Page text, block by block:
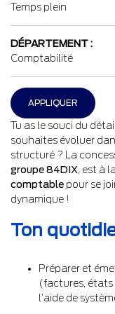
Temps plein
DÉPARTEMENT :
Comptabilité
APPLIQUER
Tu as le souci du
souhaites évoluer
structuré ? La
groupe 84DIX , est à
comptable pour se
dynamique !
Ton
Préparer et
(factures, états
l’aide de